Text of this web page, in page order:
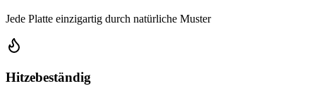
Jede Platte einzigartig durch natürliche Muster
Hitzebeständig